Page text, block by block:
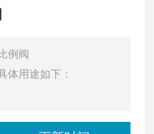
例阀
体用途如下：